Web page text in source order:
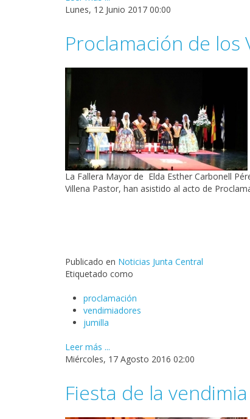
Lunes, 12 Junio 2017 00:00
Proclamación de los
La Fallera Mayor de Elda Esther Carbonell
Villena Pastor, han asistido al acto de
Publicado en Noticias Junta Central
Etiquetado como
proclamación
vendimiadores
jumilla
Leer más ...
Miércoles, 17 Agosto 2016 02:00
Fiesta de la